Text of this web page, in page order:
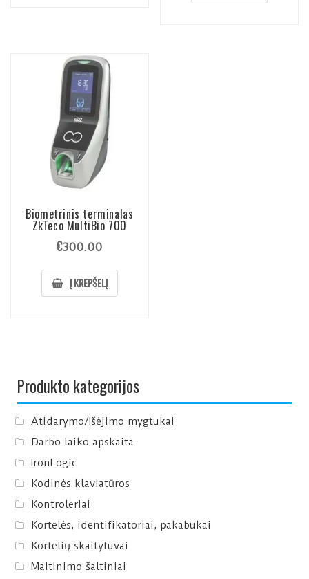
Biometrinis terminalas
ZkTeco MultiBio 700
€300.00
Į KREPŠELĮ
Produkto kategorijos
Atidarymo/Išėjimo mygtukai
Darbo laiko apskaita
IronLogic
Kodinės klaviatūros
Kontroleriai
Kortelės, identifikatoriai, pakabukai
Kortelių skaitytuvai
Maitinimo šaltiniai